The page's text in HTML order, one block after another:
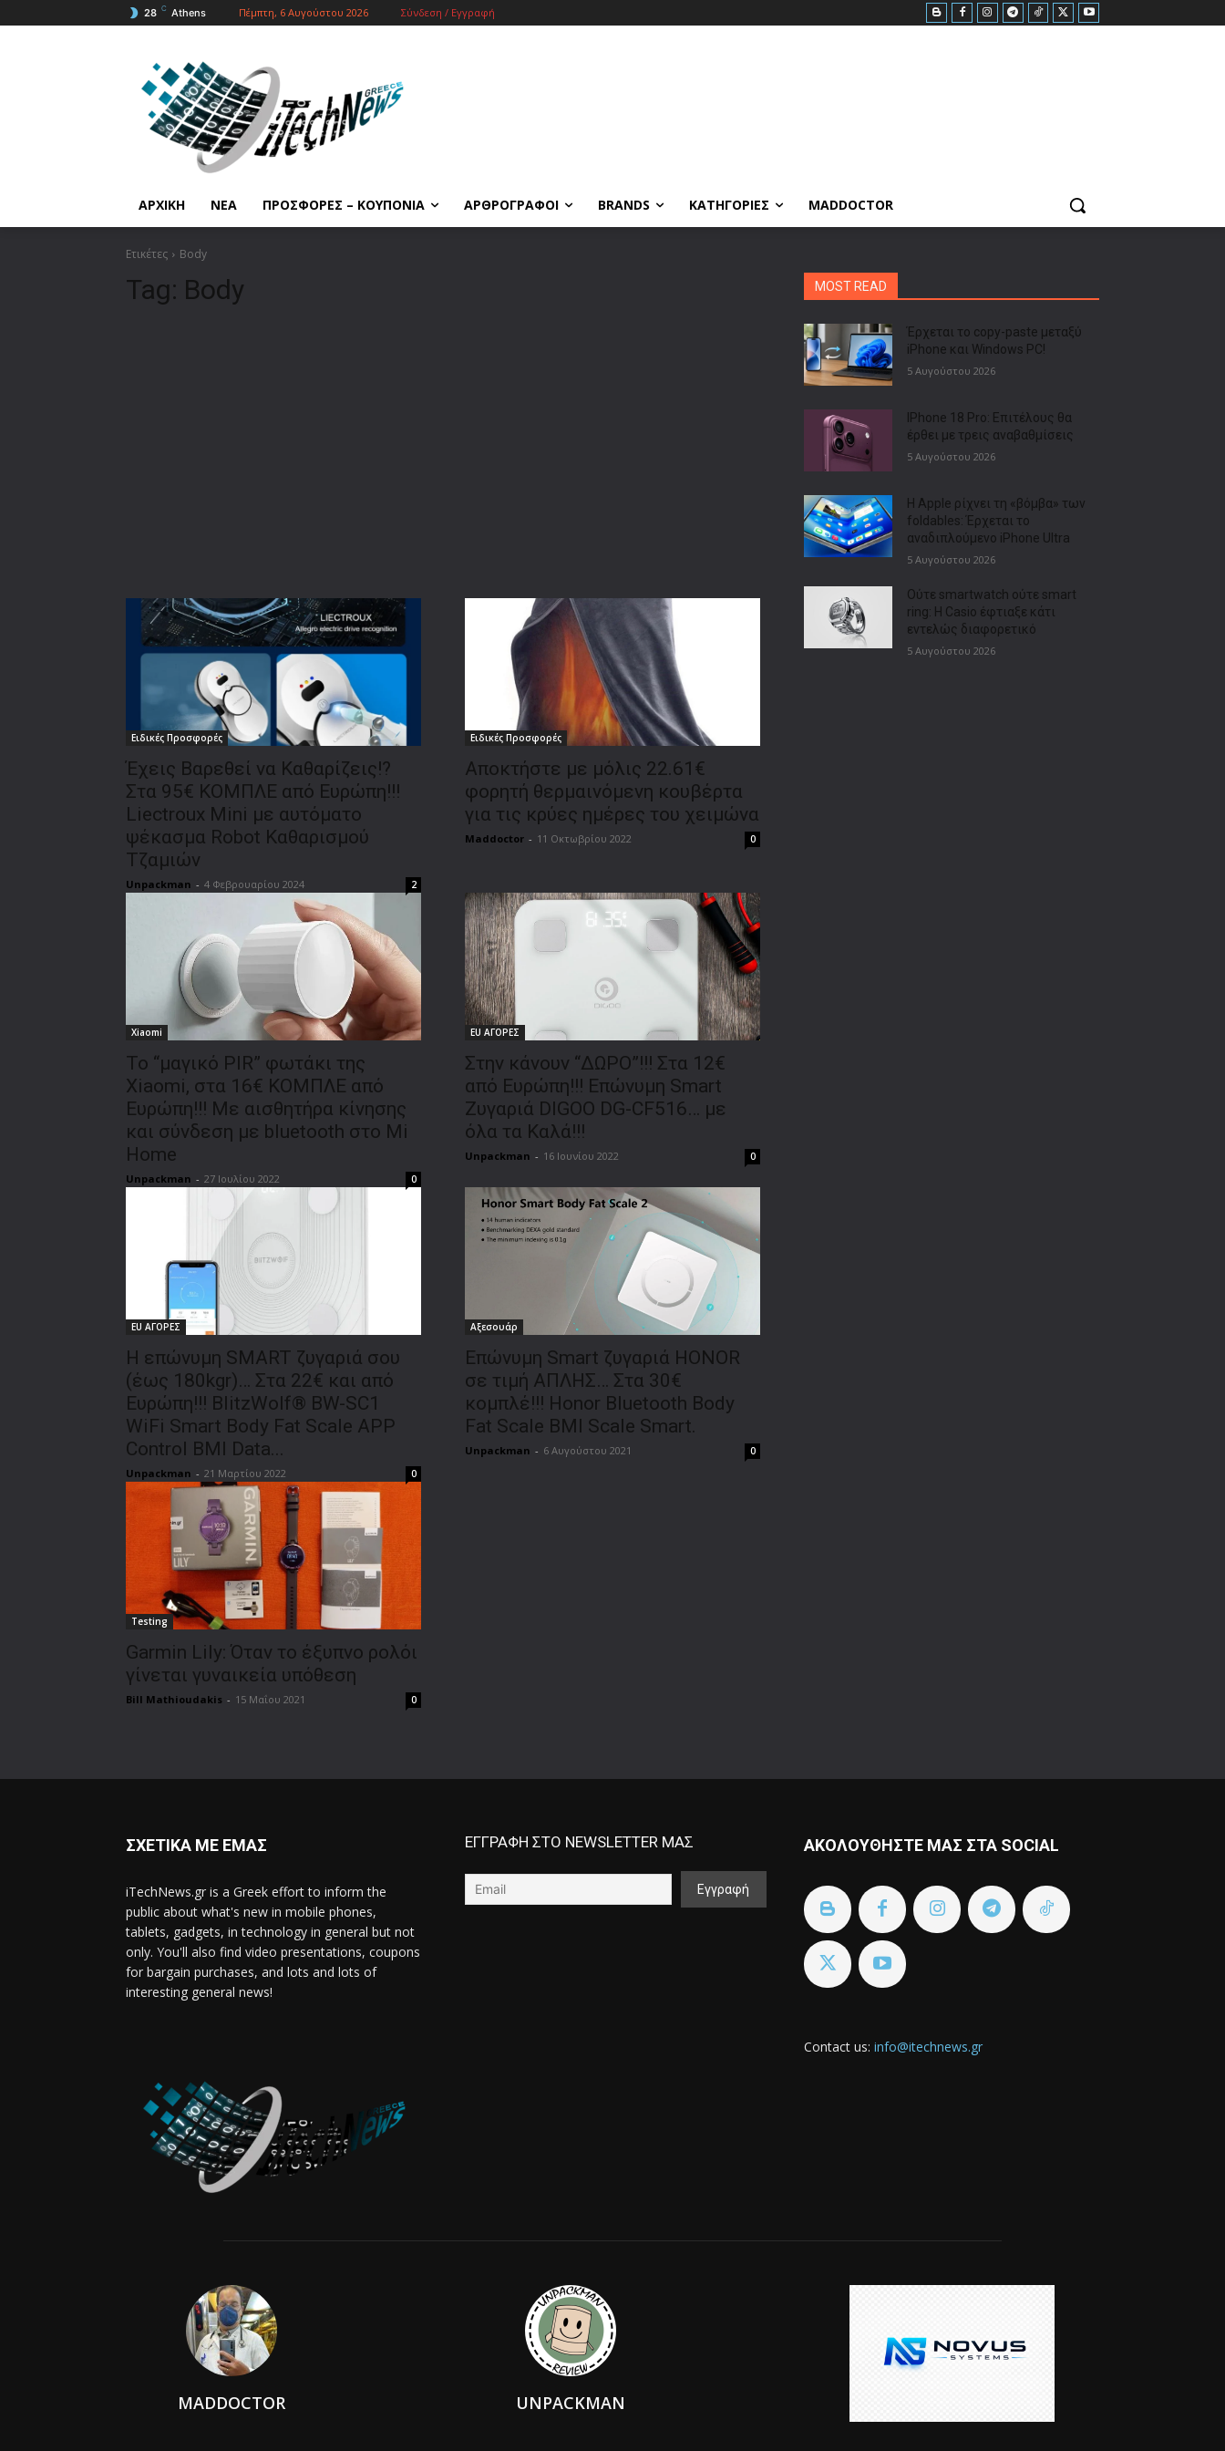
28 C Athens Πέμπτη, 6 Αυγούστου 2026 Σύνδεση / Εγγραφή
ΑΡΧΙΚΗ ΝΕΑ ΠΡΟΣΦΟΡΕΣ – ΚΟΥΠΟΝΙΑ ΑΡΘΡΟΓΡΑΦΟΙ BRANDS ΚΑΤΗΓΟΡΙΕΣ MADDOCTOR
Ετικέτες Body
Tag: Body
Ειδικές Προσφορές
Έχεις Βαρεθεί να Καθαρίζεις!?
Στα 95€ ΚΟΜΠΛΕ από Ευρώπη!!!
Liectroux Mini με αυτόματο
ψέκασμα Robot Καθαρισμού
Τζαμιών
Unpackman - 4 Φεβρουαρίου 2024 2
Ειδικές Προσφορές
Αποκτήστε με μόλις 22.61€
φορητή θερμαινόμενη κουβέρτα
για τις κρύες ημέρες του χειμώνα
Maddoctor - 11 Οκτωβρίου 2022 0
Xiaomi
To “μαγικό PIR” φωτάκι της
Xiaomi, στα 16€ ΚΟΜΠΛΕ από
Ευρώπη!!! Με αισθητήρα κίνησης
και σύνδεση με bluetooth στο Mi
Home
Unpackman - 27 Ιουλίου 2022 0
EU ΑΓΟΡΕΣ
Στην κάνουν “ΔΩΡΟ”!!! Στα 12€
από Ευρώπη!!! Επώνυμη Smart
Ζυγαριά DIGOO DG-CF516… με
όλα τα Καλά!!!
Unpackman - 16 Ιουνίου 2022 0
EU ΑΓΟΡΕΣ
H επώνυμη SMART ζυγαριά σου
(έως 180kgr)… Στα 22€ και από
Ευρώπη!!! BlitzWolf® BW-SC1
WiFi Smart Body Fat Scale APP
Control BMI Data...
Unpackman - 21 Μαρτίου 2022 0
Αξεσουάρ
Επώνυμη Smart ζυγαριά HONOR
σε τιμή ΑΠΛΗΣ… Στα 30€
κομπλέ!!! Honor Bluetooth Body
Fat Scale BMI Scale Smart.
Unpackman - 6 Αυγούστου 2021 0
Testing
Garmin Lily: Όταν το έξυπνο ρολόι
γίνεται γυναικεία υπόθεση
Bill Mathioudakis - 15 Μαΐου 2021 0
MOST READ
Έρχεται το copy-paste μεταξύ
iPhone και Windows PC!
5 Αυγούστου 2026
IPhone 18 Pro: Επιτέλους θα
έρθει με τρεις αναβαθμίσεις
5 Αυγούστου 2026
Η Apple ρίχνει τη «βόμβα» των
foldables: Έρχεται το
αναδιπλούμενο iPhone Ultra
5 Αυγούστου 2026
Ούτε smartwatch ούτε smart
ring: Η Casio έφτιαξε κάτι
εντελώς διαφορετικό
5 Αυγούστου 2026
ΣΧΕΤΙΚΑ ΜΕ ΕΜΑΣ
iTechNews.gr is a Greek effort to inform the
public about what's new in mobile phones,
tablets, gadgets, in technology in general but not
only. You'll also find video presentations, coupons
for bargain purchases, and lots and lots of
interesting general news!
ΕΓΓΡΑΦΗ ΣΤΟ NEWSLETTER ΜΑΣ ΑΚΟΛΟΥΘΗΣΤΕ ΜΑΣ ΣΤΑ SOCIAL
Contact us: info@itechnews.gr
MADDOCTOR UNPACKMAN